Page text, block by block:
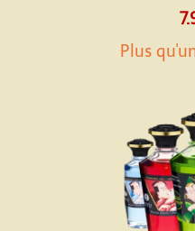
Plus